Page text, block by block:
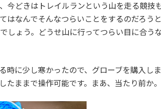
今どきはトレイルランという山を走る競技
はなんでそんなつらいことをするのだろう
ょう。どうせ山に行ってつらい目に合うな
に少し寒かったので、グローブを購入しま
ままで操作可能です。まあ、当たり前か。